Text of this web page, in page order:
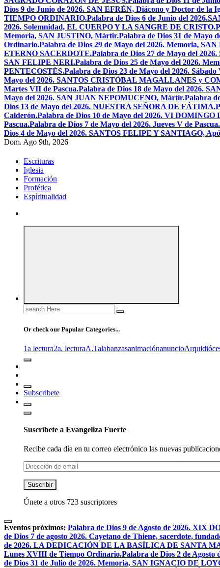
Dios 9 de Junio de 2026. SAN EFRÉN, Diácono y Doctor de la
TIEMPO ORDINARIO.Palabra de Dios 6 de Junio del
2026. Solemnidad, EL CUERPO Y LA SANGRE DE CRISTO.
Memoria, SAN JUSTINO, Mártir.Palabra de Dios 31 de
Ordinario.Palabra de Dios 29 de Mayo del 2026. Memoria,
ETERNO SACERDOTE.Palabra de Dios 27 de Mayo del
SAN FELIPE NERI.Palabra de Dios 25 de Mayo del 2026.
PENTECOSTÉS.Palabra de Dios 23 de Mayo del 2026.
Mayo del 2026. SANTOS CRISTÓBAL MAGALLANES y
Martes VII de Pascua.Palabra de Dios 18 de Mayo del 2026.
Mayo del 2026. SAN JUAN NEPOMUCENO, Mártir.Palabra
Dios 13 de Mayo del 2026. NUESTRA SEÑORA DE FÁTIMA.
Calderón.Palabra de Dios 10 de Mayo del 2026. VI DOMINGO
Pascua.Palabra de Dios 7 de Mayo del 2026. Jueves V de Pascua.
Dios 4 de Mayo del 2026. SANTOS FELIPE Y SANTIAGO,
Dom. Ago 9th, 2026
Escrituras
Iglesia
Formación
Profética
Espíritualidad
Search
for:
Or check our Popular Categories...
1a lectura2a. lecturaA.Talabanzasanimaciónanuncio
Subscribete
Suscríbete a Evangeliza Fuerte
Recibe cada día en tu correo electrónico las nuevas
Dirección
de
email
Suscribir
Únete a otros 723 suscriptores
Eventos próximos: Palabra de Dios 9 de Agosto de 2026. XIX
de Dios 7 de agosto 2026. Cayetano de Thiene, sacerdote,
de 2026. LA DEDICACIÓN DE LA BASÍLICA DE SANTA
Lunes XVIII de Tiempo Ordinario.Palabra de Dios 2 de
de Dios 31 de Julio de 2026. Memoria, SAN IGNACIO DE